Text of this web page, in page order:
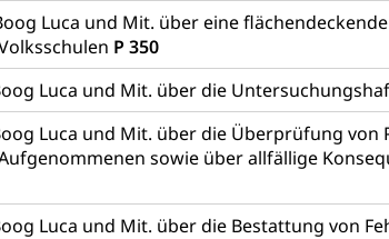
Luca und Mit. über eine
P 350
Luca und Mit. über die
Luca und Mit. über die Überprüfung von
sowie über allfällige
Luca und Mit. über die Bestattung von
Mobbing
aller Geschlechter und Lebensformen
Gleichstellung
Gerichtsverfahren
Aufgaben und Verfahren Kosten im
Konkurs
Zahlungsunfähigkeit, Pfändung